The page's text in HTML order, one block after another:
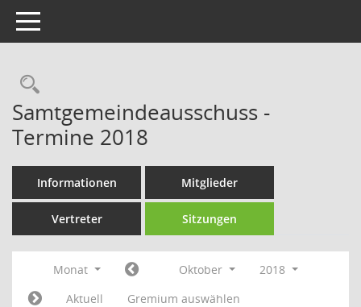
Toggle navigation
Rechercheauswahl
Samtgemeindeausschuss -
Termine 2018
Informationen Mitglieder
Vertreter Sitzungen
Monat Oktober
2018
Aktuell
Gremium auswählen